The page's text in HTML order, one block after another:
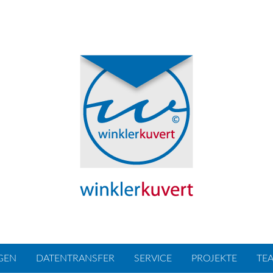
DATENTRANSFER SERVICE PROJEKTE